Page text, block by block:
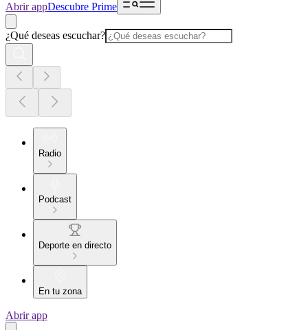
Abrir appDescubre Prime
¿Qué deseas escuchar?
Radio
Podcast
Deporte en directo
En tu zona
Abrir app